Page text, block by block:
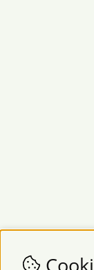
Vill du få